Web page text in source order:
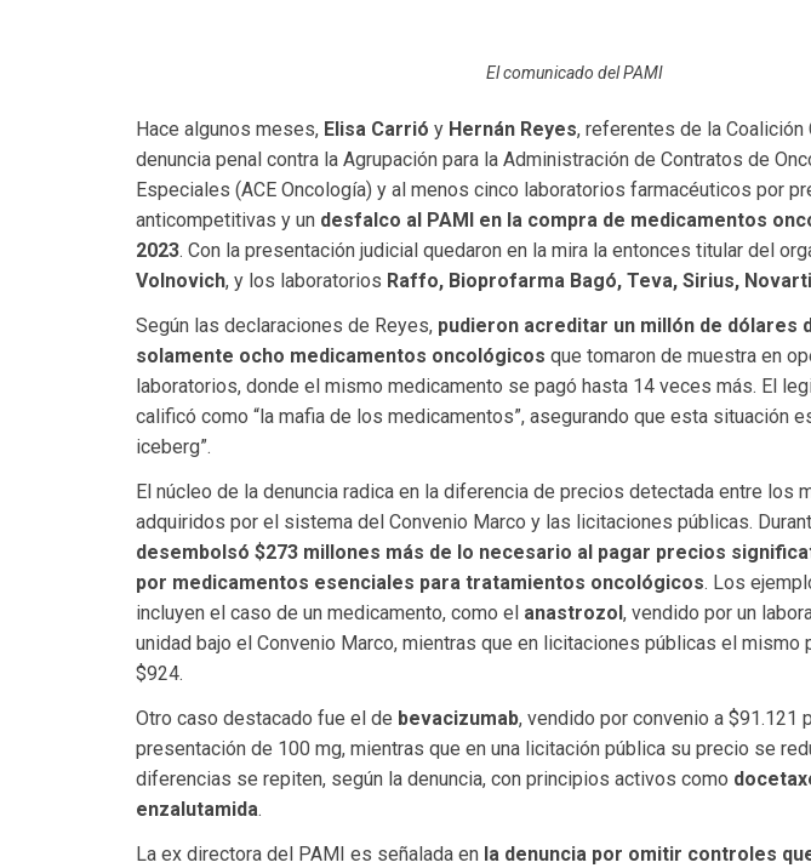
El comunicado del PAMI
Hace algunos meses, Elisa Carrió y Hernán Reyes, referentes de la Coalición
denuncia penal contra la Agrupación para la Administración de Contratos de
Especiales (ACE Oncología) y al menos cinco laboratorios farmacéuticos por
anticompetitivas y un desfalco al PAMI en la compra de medicamentos
2023. Con la presentación judicial quedaron en la mira la entonces titular del
Volnovich, y los laboratorios Raffo, Bioprofarma Bagó, Teva, Sirius,
Según las declaraciones de Reyes, pudieron acreditar un millón de dólares
solamente ocho medicamentos oncológicos que tomaron de muestra en
laboratorios, donde el mismo medicamento se pagó hasta 14 veces más. El
calificó como “la mafia de los medicamentos”, asegurando que esta situación
iceberg”.
El núcleo de la denuncia radica en la diferencia de precios detectada entre los
adquiridos por el sistema del Convenio Marco y las licitaciones públicas.
desembolsó $273 millones más de lo necesario al pagar precios
por medicamentos esenciales para tratamientos oncológicos. Los
incluyen el caso de un medicamento, como el anastrozol, vendido por un
unidad bajo el Convenio Marco, mientras que en licitaciones públicas el mismo
$924.
Otro caso destacado fue el de bevacizumab, vendido por convenio a $91.121
presentación de 100 mg, mientras que en una licitación pública su precio se
diferencias se repiten, según la denuncia, con principios activos como
enzalutamida.
La ex directora del PAMI es señalada en la denuncia por omitir controles